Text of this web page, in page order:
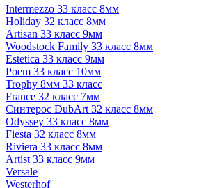
Intermezzo 33 класс 8мм
Holiday 32 класс 8мм
Artisan 33 класс 9мм
Woodstock Family 33 класс 8мм
Estetica 33 класс 9мм
Poem 33 класс 10мм
Trophy 8мм 33 класс
France 32 класс 7мм
Синтерос DubArt 32 класс 8мм
Odyssey 33 класс 8мм
Fiesta 32 класс 8мм
Riviera 33 класс 8мм
Artist 33 класс 9мм
Versale
Westerhof